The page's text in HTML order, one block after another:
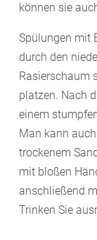
können sie
Spülungen mit
durch den
Rasierschaum
platzen. Nach
einem
Man kann
trockenem
mit bloßen
anschließend
Trinken Sie